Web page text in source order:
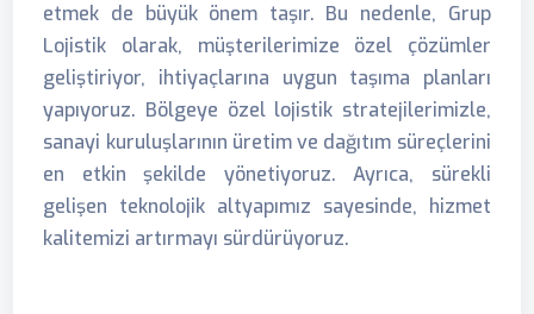
etmek de büyük önem taşır. Bu nedenle, Grup
Lojistik olarak, müşterilerimize özel çözümler
geliştiriyor, ihtiyaçlarına uygun taşıma planları
yapıyoruz. Bölgeye özel lojistik stratejilerimizle,
sanayi kuruluşlarının üretim ve dağıtım süreçlerini
en etkin şekilde yönetiyoruz. Ayrıca, sürekli
gelişen teknolojik altyapımız sayesinde, hizmet
kalitemizi artırmayı sürdürüyoruz.